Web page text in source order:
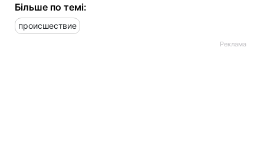
Більше по темі:
происшествие